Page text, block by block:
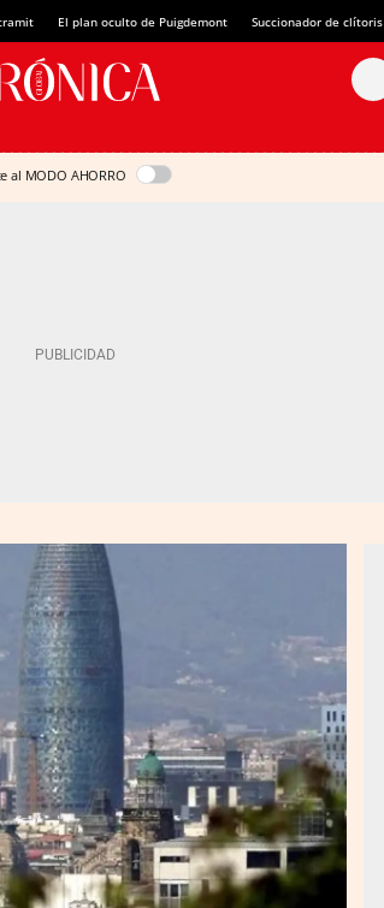
El plan oculto de Puigdemont Succionador de clítoris
al MODO AHORRO